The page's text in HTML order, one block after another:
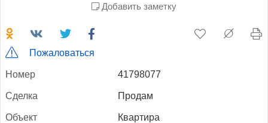
Добавить заметку
Пожаловаться
Но­мер 41798077
Сдел­ка Продам
Объ­ект Квартира